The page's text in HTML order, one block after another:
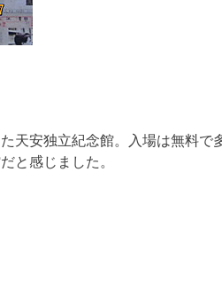
天安独立紀念館。入場は無料で
と感じました。